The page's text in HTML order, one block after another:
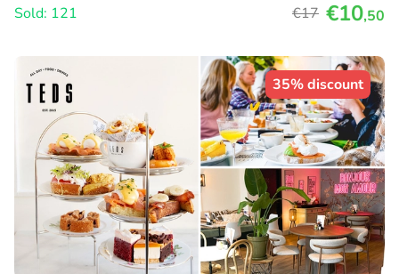
Sold: 121
€17 €10,50
35% discount